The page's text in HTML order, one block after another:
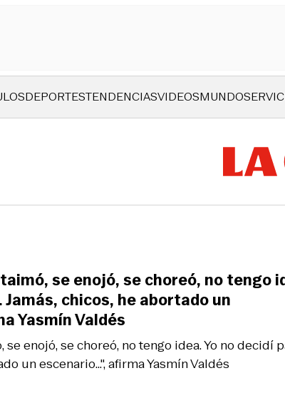
DEPORTESTENDENCIASVIDEOSMUNDO
enojó, se choreó, no tengo idea. Yo no decidí
un escenario...", afirma Yasmín Valdés
se enojó, se choreó, no tengo
Jamás, chicos, he abortado un
Yasmín Valdés